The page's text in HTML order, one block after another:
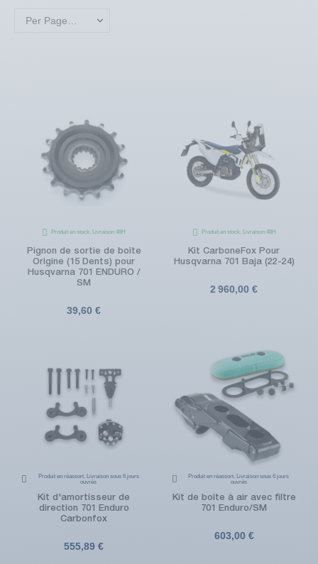
Produit en stock. Livraison 48H
Pignon de sortie de boîte
Origine (15 Dents) pour
Husqvarna 701 ENDURO /
SM
39,60 €
Produit en stock. Livraison 48H
Kit CarboneFox Pour
Husqvarna 701 Baja (22-24)
2 960,00 €
Produit en réassort. Livraison sous 6 jours
ouvrés
Kit d'amortisseur de
direction 701 Enduro
Carbonfox
555,89 €
Produit en réassort. Livraison sous 6 jours
ouvrés
Kit de boîte à air avec filtre
701 Enduro/SM
603,00 €